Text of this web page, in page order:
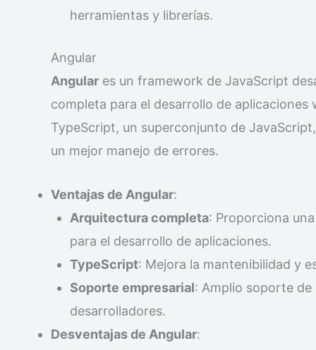
herramientas y librerías.
Angular
Angular es un framework de JavaScript
completa para el desarrollo de
TypeScript, un superconjunto de
un mejor manejo de errores.
Ventajas de Angular:
Arquitectura completa: Proporciona
para el desarrollo de aplicaciones.
TypeScript: Mejora la mantenibilidad y
Soporte empresarial: Amplio soporte
desarrolladores.
Desventajas de Angular: